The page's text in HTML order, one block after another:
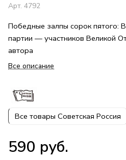
Арт. 4792
Победные залпы сорок пятого:
партии — участников Великой
автора
Все описание
Все товары Советская Россия
590 руб.